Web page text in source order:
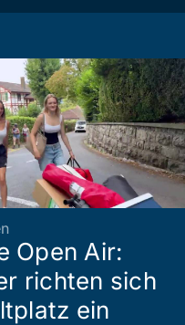
Open Air:
richten sich
ein